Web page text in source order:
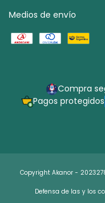
Medios de envío
Compra
Pagos protegidos
Copyright Akanor -
Defensa de las y los